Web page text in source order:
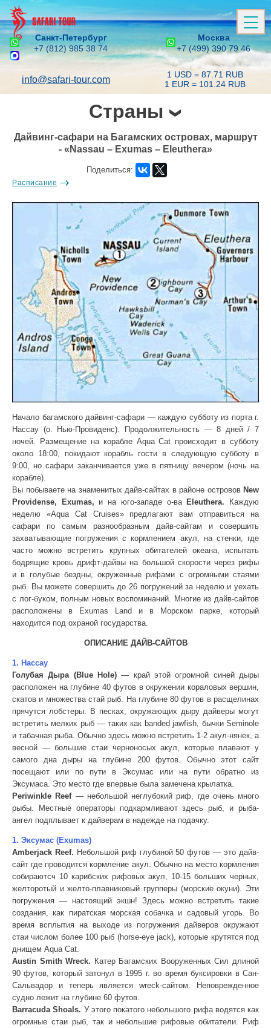
Санкт-Петербург
+7 (812) 985 38 74
Москва
+7 (499) 390 79 46
info@safari-tour.com
1 USD = 87.71 RUB
1 EUR = 101.24 RUB
Страны
Дайвинг-сафари на Багамских островах, маршрут
- «Nassau – Exumas – Eleuthera»
Поделиться:
Расписание
Начало багамского дайвинг-сафари — каждую субботу из порта г.
Нассау (о. Нью-Провиденс). Продолжительность — 8 дней / 7
ночей. Размещение на корабле Aqua Cat происходит в субботу
около 18:00, покидают корабль гости в следующую субботу в
9:00, но сафари заканчивается уже в пятницу вечером (ночь на
корабле).
Вы побываете на знаменитых дайв-сайтах в районе островов New
Providense, Exumas, и на юго-западе о-ваEleuthera. Каждую
неделю «Aqua Cat Cruises» предлагают вам отправиться на
сафари по самым разнообразным дайв-сайтам и совершить
захватывающие погружения с кормлением акул, на стенки, где
часто можно встретить крупных обитателей океана, испытать
бодрящие кровь дрифт-дайвы на большой скорости через рифы
и в голубые бездны, окруженные рифами с огромными стаями
рыб. Вы можете совершить до 26 погружений за неделю и уехать
с лог-буком, полным новых воспоминаний. Многие из дайв-сайтов
расположены в Exumas Land и в Морском парке, который
находится под охраной государства.
ОПИСАНИЕ ДАЙВ-САЙТОВ
1. Нассау
Голубая Дыра (Blue Hole) — край этой огромной синей дыры
расположен на глубине 40 футов в окружении кораловых вершин,
скатов и множества стай рыб. На глубине 80 футов в расщелинах
прячутся лобстеры. В песках, окружающих дыру дайверы могут
встретить мелких рыб — таких как banded jawfish, бычки Seminole
и табачная рыба. Обычно здесь можно встретить 1-2 акул-нянек, а
весной — большие стаи черноносых акул, которые плавают у
самого дна дыры на глубине 200 футов. Обычно этот сайт
посещают или по пути в Эксумас или на пути обратно из
Эксумаса. Это место где впервые была замечена крылатка.
Periwinkle Reef— небольшой неглубокий риф, где очень много
рыбы. Местные операторы подкармливают здесь рыб, и рыба-
ангел подплывает к дайверам в надежде на подачку.
1. Эксумас (Exumas)
Amberjack Reef. Небольшой риф глубиной 50 футов — это дайв-
сайт где проводится кормление акул. Обычно на место кормления
собираютсч 10 карибских рифовых акул, 10-15 больших черных,
желторотый и желто-плавниковый групперы (морские окуни). Эти
погружения — настоящий экшн! Здесь можно встретить такие
создания, как пиратская морская собачка и садовый угорь. Во
время всплытия на выходе из погружения дайверов окружают
стаи числом более 100 рыб (horse-eye jack), которые крутятся под
днищем Aqua Cat.
Austin Smith Wreck. Катер Багамских Вооруженных Сил длиной
90 футов, который затонул в 1995 г. во время буксировки в Сан-
Сальвадор и теперь является wreck-сайтом. Неповрежденное
судно лежит на глубине 60 футов.
Barracuda Shoals. У этого покатого небольшого рифа водятся как
огромные стаи рыб, так и небольшие рифовые обитатели. Риф